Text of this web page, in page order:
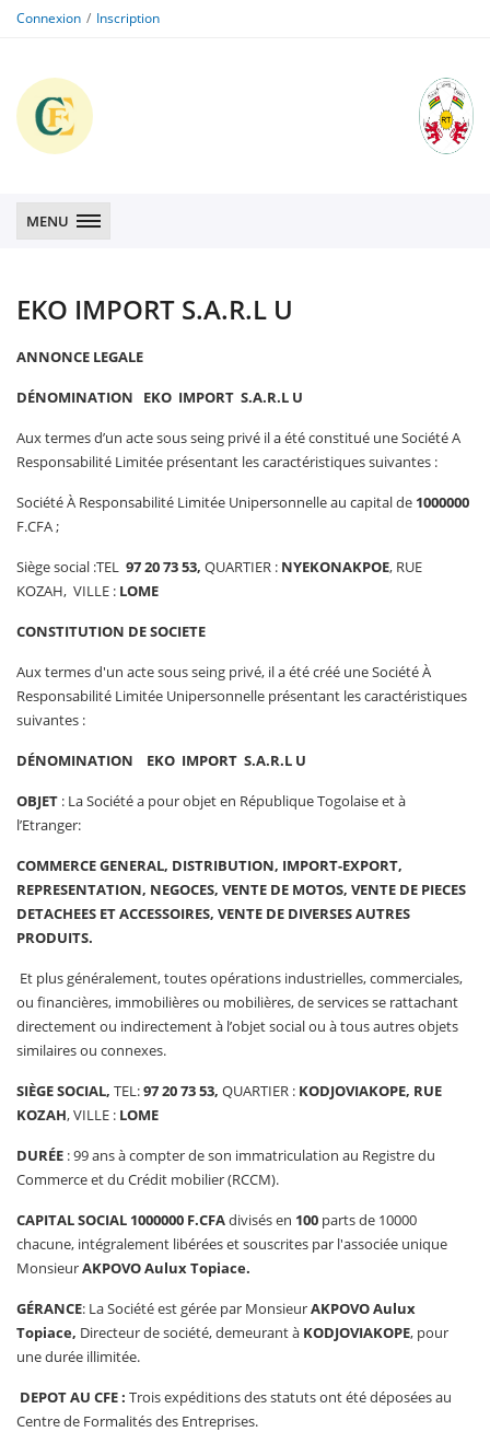
Connexion Inscription
MENU
EKO IMPORT S.A.R.L U
ANNONCE LEGALE
DÉNOMINATION EKO IMPORT S.A.R.L U
Aux termes d’un acte sous seing privé il a été constitué une Société A
Responsabilité Limitée présentant les caractéristiques suivantes :
Société À Responsabilité Limitée Unipersonnelle au capital de 1000000
F.CFA ;
Siège social :TEL 97 20 73 53, QUARTIER : NYEKONAKPOE, RUE
KOZAH, VILLE : LOME
CONSTITUTION DE SOCIETE
Aux termes d'un acte sous seing privé, il a été créé une Société À
Responsabilité Limitée Unipersonnelle présentant les caractéristiques
suivantes :
DÉNOMINATION EKO IMPORT S.A.R.L U
OBJET : La Société a pour objet en République Togolaise et à
l’Etranger:
COMMERCE GENERAL, DISTRIBUTION, IMPORT-EXPORT,
REPRESENTATION, NEGOCES, VENTE DE MOTOS, VENTE DE PIECES
DETACHEES ET ACCESSOIRES, VENTE DE DIVERSES AUTRES
PRODUITS.
Et plus généralement, toutes opérations industrielles, commerciales,
ou financières, immobilières ou mobilières, de services se rattachant
directement ou indirectement à l’objet social ou à tous autres objets
similaires ou connexes.
SIÈGE SOCIAL, TEL:97 20 73 53, QUARTIER : KODJOVIAKOPE, RUE
KOZAH, VILLE : LOME
DURÉE : 99 ans à compter de son immatriculation au Registre du
Commerce et du Crédit mobilier (RCCM).
CAPITAL SOCIAL 1000000 F.CFAdivisés en 100 parts de 10000
chacune, intégralement libérées et souscrites par l'associée unique
MonsieurAKPOVO Aulux Topiace.
GÉRANCE: La Société est gérée par MonsieurAKPOVO Aulux
Topiace, Directeur de société, demeurant à KODJOVIAKOPE, pour
une durée illimitée.
DEPOT AU CFE: Trois expéditions des statuts ont été déposées au
Centre de Formalités des Entreprises.